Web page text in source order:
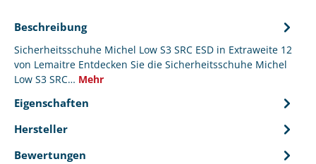
Beschreibung
Sicherheitsschuhe Michel Low S3 SRC ESD in Extraweite 12
von Lemaitre Entdecken Sie die Sicherheitsschuhe Michel
Low S3 SRC… Mehr
Eigenschaften
Hersteller
Bewertungen